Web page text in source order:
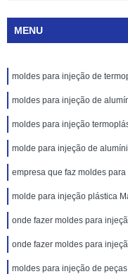
MENU
moldes para injeção de
moldes para injeção de
moldes para injeção
molde para injeção de
empresa que faz moldes
molde para injeção plástica
onde fazer moldes para
onde fazer moldes para
moldes para injeção de